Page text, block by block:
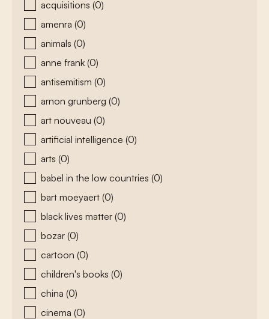
acquisitions (0)
amenra (0)
animals (0)
anne frank (0)
antisemitism (0)
arnon grunberg (0)
art nouveau (0)
artificial intelligence (0)
arts (0)
babel in the low countries (0)
bart moeyaert (0)
black lives matter (0)
bozar (0)
cartoon (0)
children's books (0)
china (0)
cinema (0)